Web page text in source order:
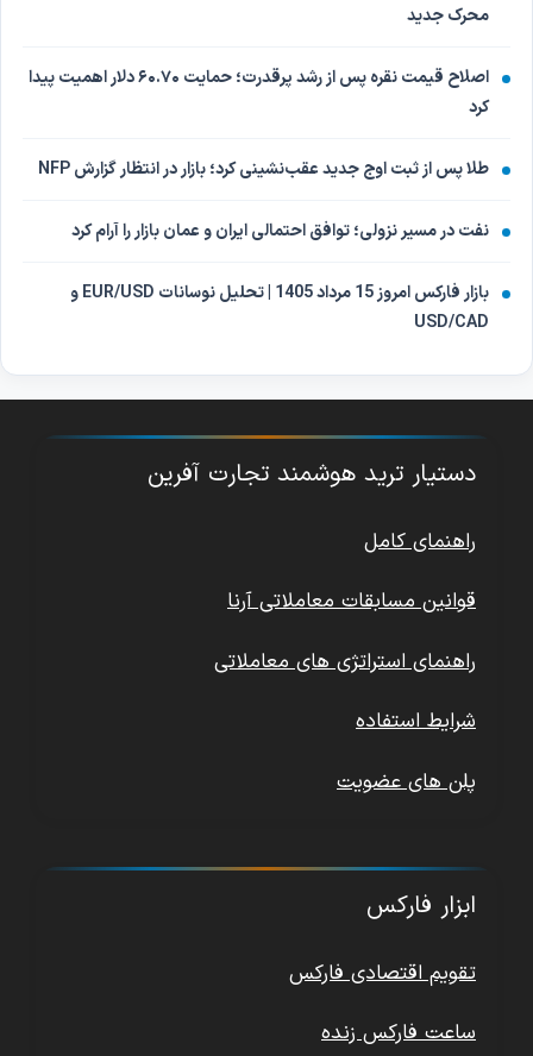
محرک جدید
اصلاح قیمت نقره پس از رشد پرقدرت؛ حمایت ۶۰.۷۰ دلار اهمیت پیدا
کرد
طلا پس از ثبت اوج جدید عقب‌نشینی کرد؛ بازار در انتظار گزارش NFP
نفت در مسیر نزولی؛ توافق احتمالی ایران و عمان بازار را آرام کرد
بازار فارکس امروز 15 مرداد 1405 | تحلیل نوسانات EUR/USD و
USD/CAD
دستیار ترید هوشمند تجارت آفرین
راهنمای کامل
قوانین مسابقات معاملاتی آرنا
راهنمای استراتژی های معاملاتی
شرایط استفاده
پلن های عضویت
ابزار فارکس
تقویم اقتصادی فارکس
ساعت فارکس زنده